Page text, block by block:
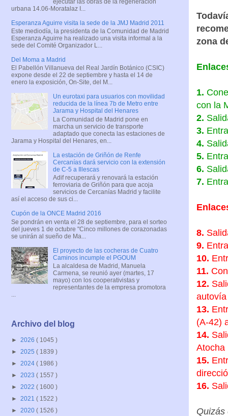
1.
con la
2.
3.
4.
5.
6.
8.
9.
10.
11.
12.
13.
(A-42)
14.
Atocha
15.
urbana 14.06-Moratalaz I...
Esperanza Aguirre visita la sede de la JMJ Madrid 2011
Este mediodía, la presidenta de la Comunidad de Madrid
Esperanza Aguirre ha realizado una visita informal a la
sede del Comité Organizador L...
Del Moma a Madrid
El Pabellón Villanueva del Real Jardín Botánico (CSIC)
expone desde el 22 de septiembre y hasta el 14 de
enero la exposición, On-Site, del M...
Un eurotaxi para usuarios con movilidad
reducida de la línea 7b de Metro entre
Jarama y Hospital del Henares
La Comunidad de Madrid pone en
marcha un servicio de transporte
adaptado que conecta las estaciones de
Jarama y Hospital del Henares, en...
La estación de Griñón de Renfe
Cercanías dará servicio con la extensión
de C-5 a Illescas
Adif recuperará y renovará la estación
ferroviaria de Griñón para que acoja
servicios de Cercanías Madrid y facilite
así el acceso de sus ci...
Cupón de la ONCE Madrid 2016
Se pondrán en venta el 28 de septiembre, para el sorteo
del jueves 1 de octubre "Cinco millones de corazonadas
se unirán al sueño de Ma...
El proyecto de las cocheras de Cuatro
Caminos incumple el PGOUM
La alcaldesa de Madrid, Manuela
Carmena, se reunió ayer (martes, 17
mayo) con los cooperativistas y
representantes de la empresa promotora
...
Archivo del blog
► 2026 ( 1045 )
► 2025 ( 1839 )
► 2024 ( 1986 )
► 2023 ( 1557 )
► 2022 ( 1600 )
► 2021 ( 1522 )
► 2020 ( 1526 )